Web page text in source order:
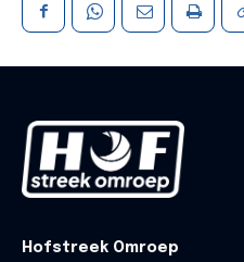
Hofstreek Omroep